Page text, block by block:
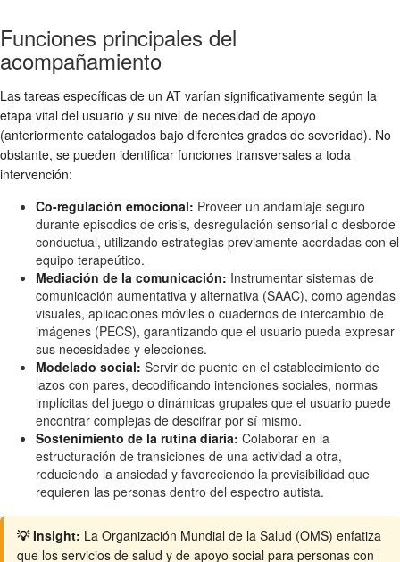
Funciones principales del
acompañamiento
Las tareas específicas de un AT varían significativamente según la
etapa vital del usuario y su nivel de necesidad de apoyo
(anteriormente catalogados bajo diferentes grados de severidad). No
obstante, se pueden identificar funciones transversales a toda
intervención:
Co-regulación emocional: Proveer un andamiaje seguro
durante episodios de crisis, desregulación sensorial o desborde
conductual, utilizando estrategias previamente acordadas con el
equipo terapeútico.
Mediación de la comunicación: Instrumentar sistemas de
comunicación aumentativa y alternativa (SAAC), como agendas
visuales, aplicaciones móviles o cuadernos de intercambio de
imágenes (PECS), garantizando que el usuario pueda expresar
sus necesidades y elecciones.
Modelado social: Servir de puente en el establecimiento de
lazos con pares, decodificando intenciones sociales, normas
implícitas del juego o dinámicas grupales que el usuario puede
encontrar complejas de descifrar por sí mismo.
Sostenimiento de la rutina diaria: Colaborar en la
estructuración de transiciones de una actividad a otra,
reduciendo la ansiedad y favoreciendo la previsibilidad que
requieren las personas dentro del espectro autista.
💡 Insight: La Organización Mundial de la Salud (OMS) enfatiza
que los servicios de salud y de apoyo social para personas con